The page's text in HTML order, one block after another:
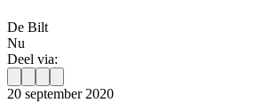
De Bilt
Nu
Deel via:
20 september 2020